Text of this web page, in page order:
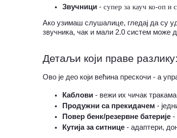
Звучници - супер за кауч ко-оп и
Ако узимаш слушалице, гледај да су
звучника, чак и мали 2.0 систем може
Детаљи који праве
Ово је део који већина прескочи - а
Каблови - вежи их чичак
Продужни са прекидачем -
Повер бенк/резервне батерије -
Кутија за ситнице - адаптери,